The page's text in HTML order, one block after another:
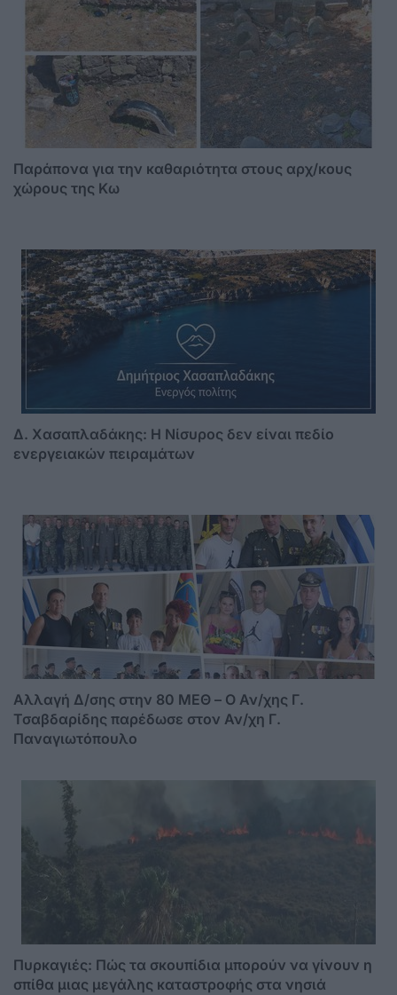
Παράπονα για την καθαριότητα στους αρχ/κους
χώρους της Κω
Δ. Χασαπλαδάκης: Η Νίσυρος δεν είναι πεδίο
ενεργειακών πειραμάτων
Αλλαγή Δ/σης στην 80 ΜΕΘ – Ο Αν/χης Γ.
Τσαβδαρίδης παρέδωσε στον Αν/χη Γ.
Παναγιωτόπουλο
Πυρκαγιές: Πώς τα σκουπίδια μπορούν να γίνουν η
σπίθα μιας μεγάλης καταστροφής στα νησιά